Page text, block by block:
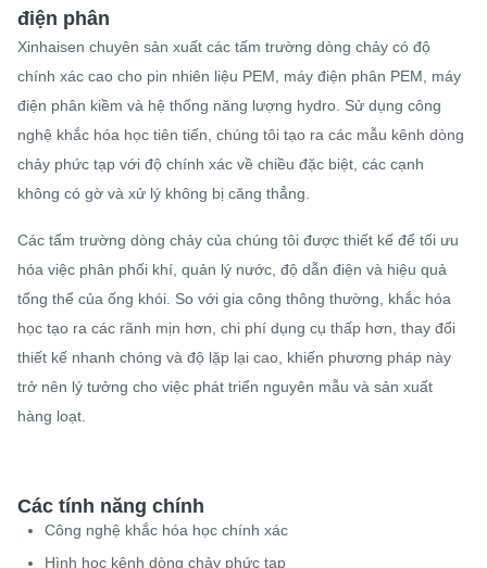
điện phân
Xinhaisen chuyên sản xuất các tấm trường dòng chảy có độ
chính xác cao cho pin nhiên liệu PEM, máy điện phân PEM, máy
điện phân kiềm và hệ thống năng lượng hydro. Sử dụng công
nghệ khắc hóa học tiên tiến, chúng tôi tạo ra các mẫu kênh dòng
chảy phức tạp với độ chính xác về chiều đặc biệt, các cạnh
không có gờ và xử lý không bị căng thẳng.
Các tấm trường dòng chảy của chúng tôi được thiết kế để tối ưu
hóa việc phân phối khí, quản lý nước, độ dẫn điện và hiệu quả
tổng thể của ống khói. So với gia công thông thường, khắc hóa
học tạo ra các rãnh mịn hơn, chi phí dụng cụ thấp hơn, thay đổi
thiết kế nhanh chóng và độ lặp lại cao, khiến phương pháp này
trở nên lý tưởng cho việc phát triển nguyên mẫu và sản xuất
hàng loạt.
Các tính năng chính
Công nghệ khắc hóa học chính xác
Hình học kênh dòng chảy phức tạp